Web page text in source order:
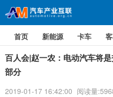
首页 新能源 卡车
百人会|赵一农：电动汽车将
部分
2019-01-17 16:42:00 阅读量